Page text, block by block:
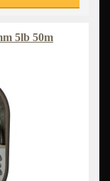
5lb 50m